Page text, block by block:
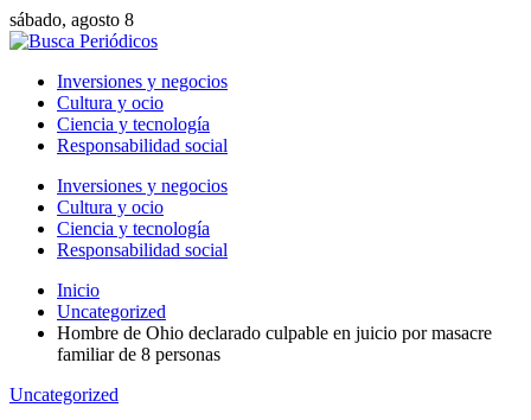
sábado, agosto 8
Inversiones y negocios
Cultura y ocio
Ciencia y tecnología
Responsabilidad social
Inversiones y negocios
Cultura y ocio
Ciencia y tecnología
Responsabilidad social
Inicio
Uncategorized
Hombre de Ohio declarado culpable en juicio por masacre
familiar de 8 personas
Uncategorized